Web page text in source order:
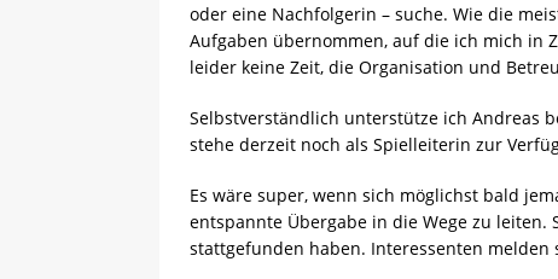
oder eine Nachfolgerin – suche. Wie die
Aufgaben übernommen, auf die ich mich in
leider keine Zeit, die Organisation und
Selbstverständlich unterstütze ich Andreas
stehe derzeit noch als Spielleiterin zur
Es wäre super, wenn sich möglichst bald
entspannte Übergabe in die Wege zu leiten.
stattgefunden haben. Interessenten